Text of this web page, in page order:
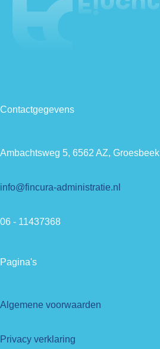
Contactgegevens
Ambachtsweg 5, 6562 AZ, Groesbeek
info@fincura-administratie.nl
06 - 11437368
Pagina's
Algemene voorwaarden
Privacy verklaring